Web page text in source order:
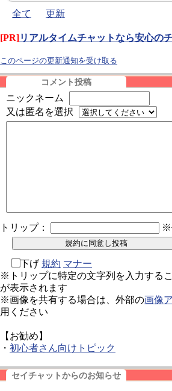
全て 更新
[PR]リアルタイムチャットなら安心の
このページの更新通知を受け取る
コメント投稿
ニックネーム
又は匿名を選択
トリップ： ※
下げ 規約 マナー
※トリップに特定の文字列を入力する
が表示されます
※画像を共有する場合は、外部の画像
用ください
【お勧め】
・ 初心者さん向けトピック
セイチャットからのお知らせ